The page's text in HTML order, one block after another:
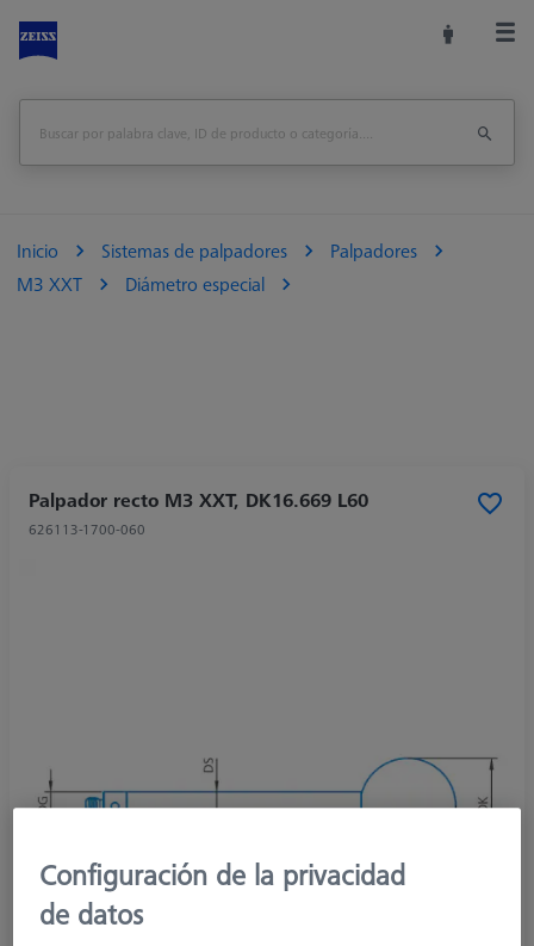
Inicio Sistemas de palpadores
Palpadores
M3 XXT
Diámetro especial
Palpador recto M3 XXT, DK16.669 L60
626113-1700-060
Configuración de la privacidad
de datos